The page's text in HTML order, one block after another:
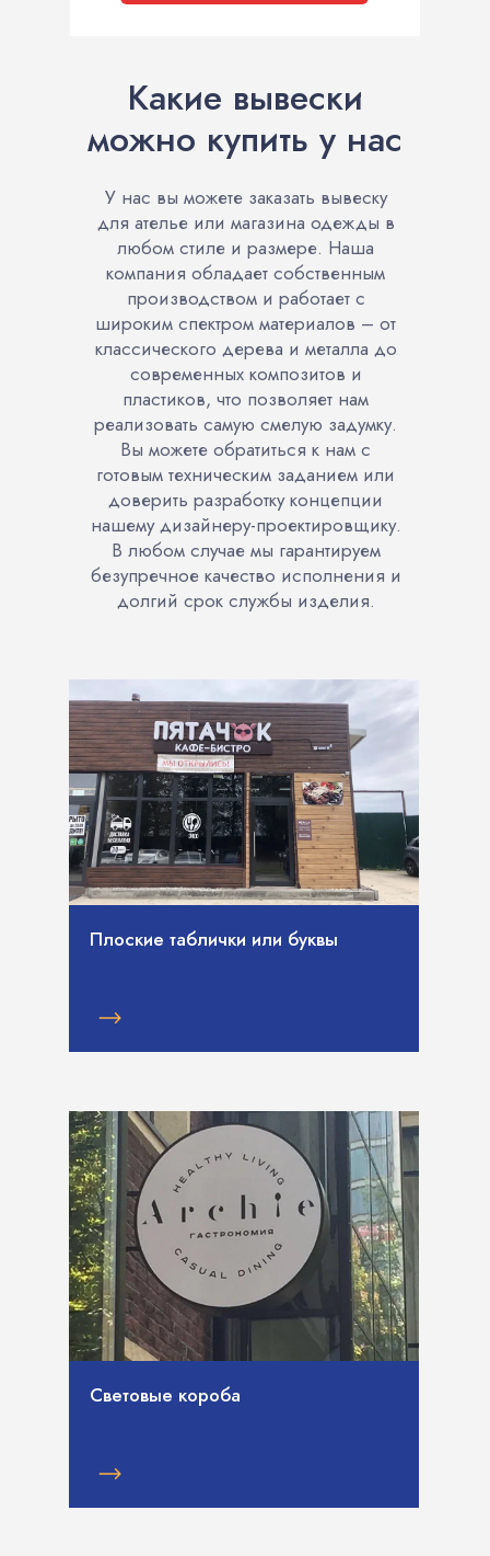
Какие вывески
можно купить у нас
У нас вы можете заказать вывеску
для ателье или магазина одежды в
любом стиле и размере. Наша
компания обладает собственным
производством и работает с
широким спектром материалов – от
классического дерева и металла до
современных композитов и
пластиков, что позволяет нам
реализовать самую смелую задумку.
Вы можете обратиться к нам с
готовым техническим заданием или
доверить разработку концепции
нашему дизайнеру-проектировщику.
В любом случае мы гарантируем
безупречное качество исполнения и
долгий срок службы изделия.
Плоские таблички или буквы
Световые короба